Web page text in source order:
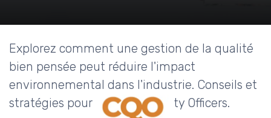
Explorez comment une gestion de la qualité
bien pensée peut réduire l'impact
environnemental dans l'industrie. Conseils et
stratégies pour les Chief Quality Officers.